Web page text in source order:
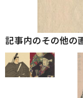
記事内のその他の